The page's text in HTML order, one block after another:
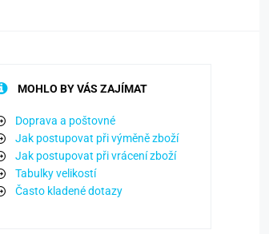
MOHLO BY VÁS ZAJÍMAT
Doprava a poštovné
Jak postupovat při výměně zboží
Jak postupovat při vrácení zboží
Tabulky velikostí
Často kladené dotazy